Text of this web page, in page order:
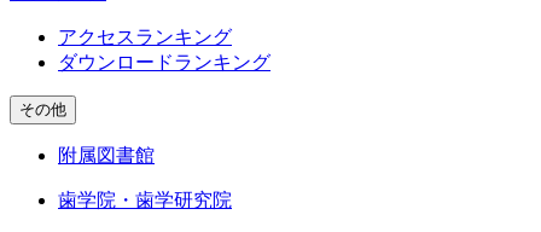
アクセスランキング
ダウンロードランキング
その他
附属図書館
歯学院・歯学研究院